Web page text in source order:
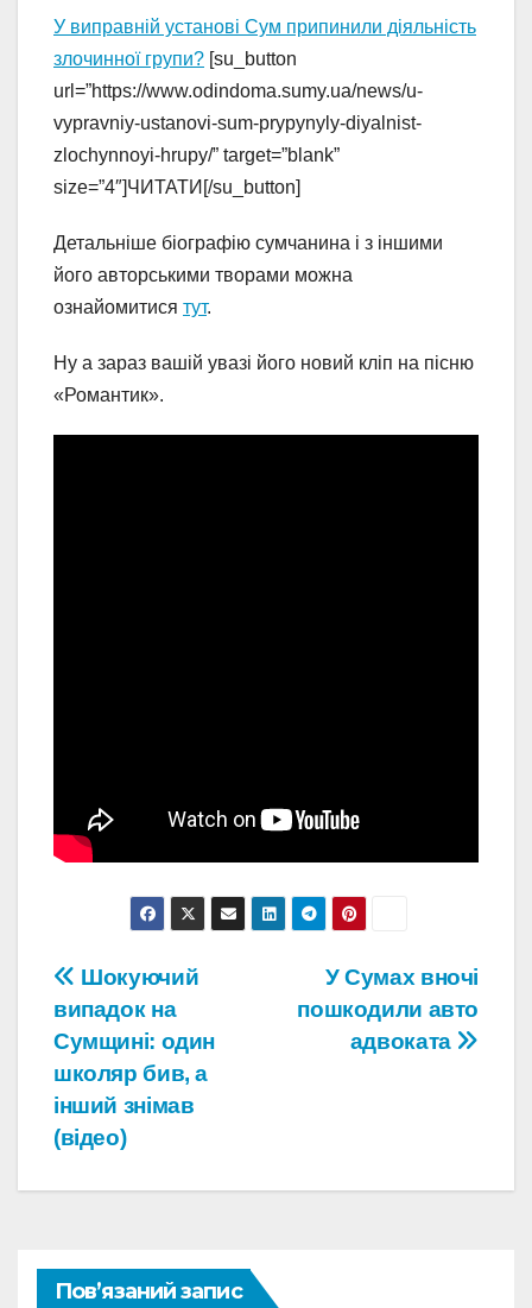
У виправній установі Сум припинили діяльність
злочинної групи? [su_button
url=”https://www.odindoma.sumy.ua/news/u-
vypravniy-ustanovi-sum-prypynyly-diyalnist-
zlochynnoyi-hrupy/” target=”blank”
size=”4″]ЧИТАТИ[/su_button]
Детальніше біографію сумчанина і з іншими
його авторськими творами можна
ознайомитися тут.
Ну а зараз вашій увазі його новий кліп на пісню
«Романтик».
Навігація
записів
У Сумах вночі
пошкодили авто
адвоката
Шокуючий
випадок на
Сумщині: один
школяр бив, а
інший знімав
(відео)
Пов’язаний запис